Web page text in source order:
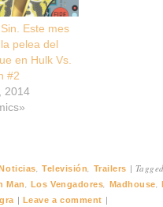
Este mes
pelea del
en Hulk Vs.
#2
2014
, Televisión, Trailers | Tagged
Man, Los Vengadores, Madhouse,
| Leave a comment |